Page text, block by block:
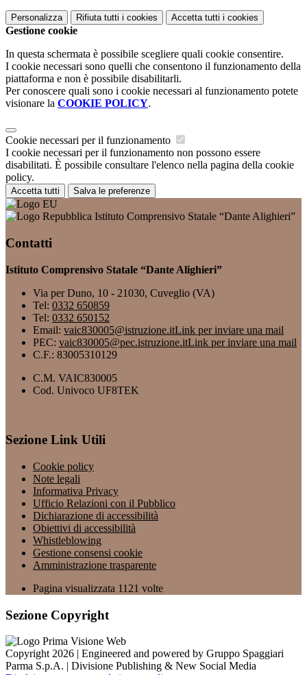
Personalizza Rifiuta tutti i cookies Accetta tutti i cookies
Gestione cookie
In questa schermata è possibile scegliere quali cookie consentire.
I cookie necessari sono quelli che consentono il funzionamento della
piattaforma e non è possibile disabilitarli.
Per conoscere quali sono i cookie necessari al funzionamento potete
visionare la COOKIE POLICY.
Cookie necessari per il funzionamento
I cookie necessari per il funzionamento non possono essere
disabilitati. È possibile consultare l'elenco nella pagina della cookie
policy.
Accetta tutti Salva le preferenze
Istituto Comprensivo Statale “Dante Alighieri”
Contatti
Istituto Comprensivo Statale “Dante Alighieri”
Via per Duno, 10 - 21030, Cuveglio (VA)
Tel: 0332 650859
Tel: 0332 650152
Email: vaic830005@istruzione.itLink per inviare una mail
PEC: vaic830005@pec.istruzione.itLink per inviare una mail
C.F.: 83005310129
C.M. VAIC830005
Cod. Univoco UF8TEK
Sezione Link Utili
Cookie policy
Note legali
Informativa Privacy
Ufficio Relazioni con il Pubblico
Dichiarazione di accessibilità
Obiettivi di accessibilità
Whistleblowing
Gestione consensi cookie
Amministrazione trasparente
Pagina visualizzata 1121 volte
Sezione Copyright
Copyright 2026 | Engineered and powered by Gruppo Spaggiari
Parma S.p.A. | Divisione Publishing & New Social Media